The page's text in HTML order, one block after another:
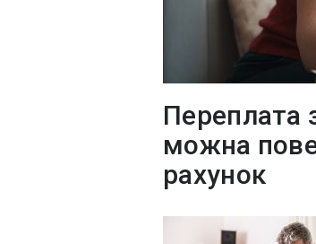
Переплата
можна
рахунок